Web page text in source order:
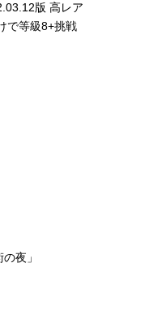
版 高レア
で等級8+挑戦
夜」